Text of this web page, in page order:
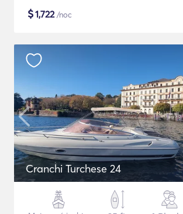
$1,722/noc
Cranchi Turchese 24